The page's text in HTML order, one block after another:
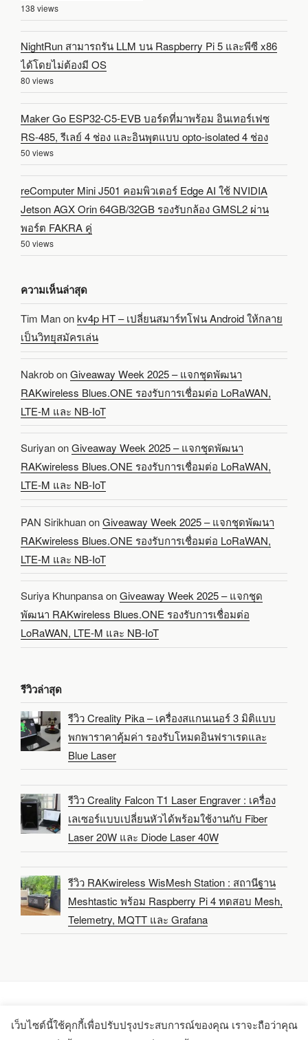
138 views
NightRun สามารถรัน LLM บน Raspberry Pi 5 และพีซี x86
ได้โดยไม่ต้องมี OS
80 views
Maker Go ESP32-C5-EVB บอร์ดที่มาพร้อม อินเทอร์เฟซ
RS-485, รีเลย์ 4 ช่อง และอินพุตแบบ opto-isolated 4 ช่อง
50 views
reComputer Mini J501 คอมพิวเตอร์ Edge AI ใช้ NVIDIA
Jetson AGX Orin 64GB/32GB รองรับกล้อง GMSL2 ผ่าน
พอร์ต FAKRA คู่
50 views
ความเห็นล่าสุด
Tim Manonkv4p HT – เปลี่ยนสมาร์ทโฟน Android ให้กลาย
เป็นวิทยุสมัครเล่น
NakrobonGiveaway Week 2025 – แจกชุดพัฒนา
RAKwireless Blues.ONE รองรับการเชื่อมต่อ LoRaWAN,
LTE-M และ NB-IoT
SuriyanonGiveaway Week 2025 – แจกชุดพัฒนา
RAKwireless Blues.ONE รองรับการเชื่อมต่อ LoRaWAN,
LTE-M และ NB-IoT
PAN SirikhuanonGiveaway Week 2025 – แจกชุดพัฒนา
RAKwireless Blues.ONE รองรับการเชื่อมต่อ LoRaWAN,
LTE-M และ NB-IoT
Suriya KhunpansaonGiveaway Week 2025 – แจกชุด
พัฒนา RAKwireless Blues.ONE รองรับการเชื่อมต่อ
LoRaWAN, LTE-M และ NB-IoT
รีวิวล่าสุด
รีวิว Creality Pika – เครื่องสแกนเนอร์ 3 มิติแบบ
พกพาราคาคุ้มค่า รองรับโหมดอินฟราเรดและ
Blue Laser
รีวิว Creality Falcon T1 Laser Engraver : เครื่อง
เลเซอร์แบบเปลี่ยนหัวได้พร้อมใช้งานกับ Fiber
Laser 20W และ Diode Laser 40W
รีวิว RAKwireless WisMesh Station : สถานีฐาน
Meshtastic พร้อม Raspberry Pi 4 ทดสอบ Mesh,
Telemetry, MQTT และ Grafana
Copyright 2021-2025 -CNX Software Limited
เว็บไซต์นี้ใช้คุกกี้เพื่อปรับปรุงประสบการณ์ของคุณ เราจะถือว่าคุณ